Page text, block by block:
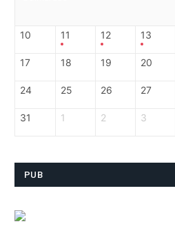
10 11 12 13
17 18 19 20
24 25 26 27
31 1 2 3
PUB